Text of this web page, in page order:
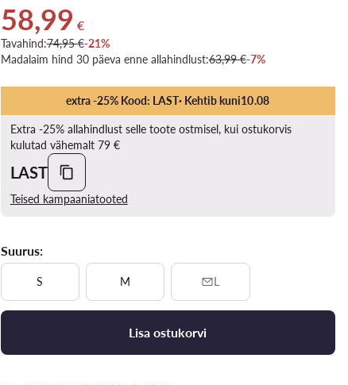
Praegune hind 58,99 €
58,99 €
Tavahind:74,95 €-21%
Madalaim hind 30 päeva enne allahindlust:63,99 €-7%
extra -25% Kood: LAST· Kehtib kuni10.08
Extra -25% allahindlust selle toote ostmisel, kui ostukorvis
kulutad vähemalt 79 €
LAST
Teised kampaaniatooted
Suurus:
S M L
Lisa ostukorvi